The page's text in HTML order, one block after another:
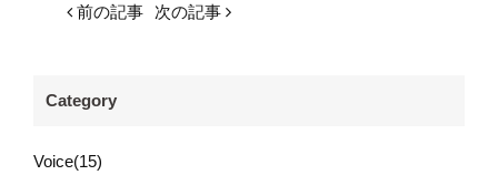
前の記事 次の記事
Category
Voice(15)